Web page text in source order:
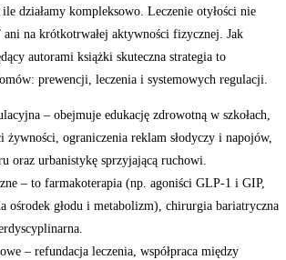
działamy kompleksowo. Leczenie otyłości nie
ani na krótkotrwałej aktywności fizycznej. Jak
autorami książki skuteczna strategia to
prewencji, leczenia i systemowych regulacji.
– obejmuje edukację zdrowotną w szkołach,
żywności, ograniczenia reklam słodyczy i napojów,
oraz urbanistykę sprzyjającą ruchowi.
– to farmakoterapia (np. agoniści GLP-1 i GIP,
ośrodek głodu i metabolizm), chirurgia bariatryczna
– refundacja leczenia, współpraca między